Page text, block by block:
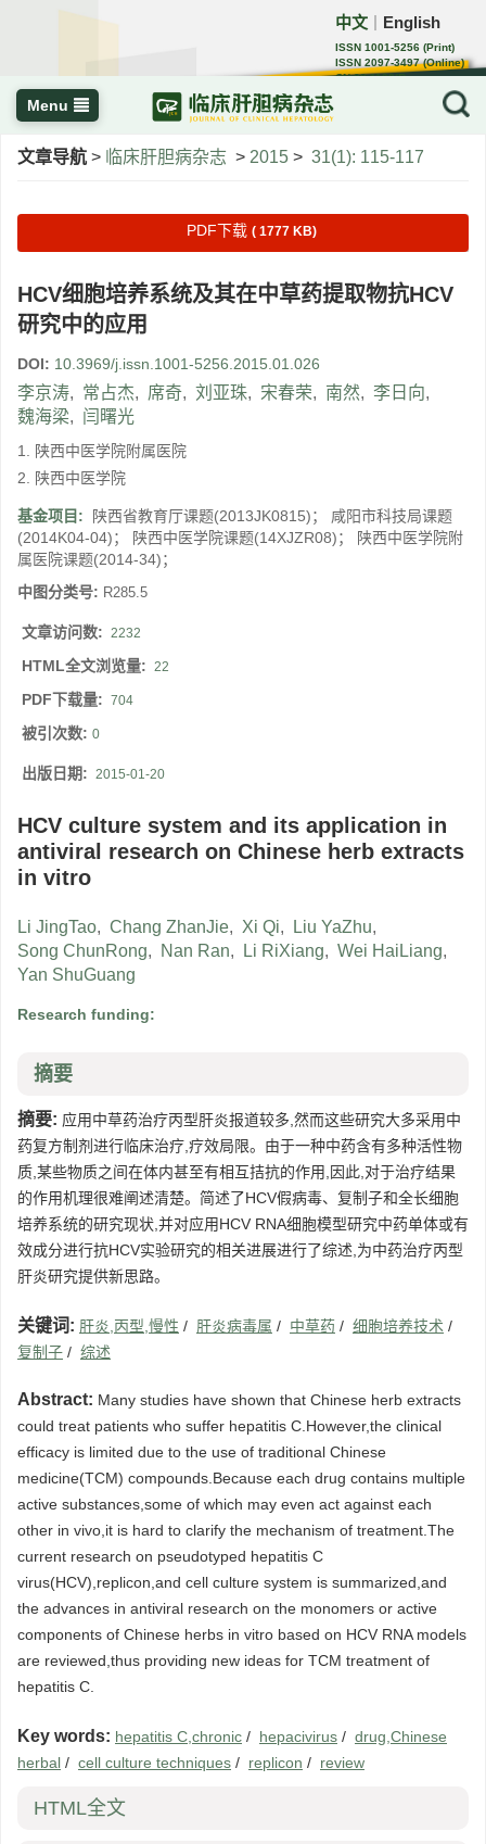
中文 English
ISSN 1001-5256 (Print)
ISSN 2097-3497 (Online)
CN 22-1108/R
Menu
文章导航 > 临床肝胆病杂志 > 2015 > 31(1): 115-117
PDF下载 ( 1777 KB)
HCV细胞培养系统及其在中草药提取物抗HCV
研究中的应用
DOI: 10.3969/j.issn.1001-5256.2015.01.026
李京涛, 常占杰, 席奇, 刘亚珠, 宋春荣, 南然, 李日向,
魏海梁, 闫曙光
1. 陕西中医学院附属医院
2. 陕西中医学院
基金项目:
陕西省教育厅课题(2013JK0815)； 咸阳市科技局课题
(2014K04-04)； 陕西中医学院课题(14XJZR08)； 陕西中医学院附
属医院课题(2014-34)；
中图分类号: R285.5
文章访问数: 2232
HTML全文浏览量: 22
PDF下载量: 704
被引次数: 0
出版日期: 2015-01-20
HCV culture system and its application in
antiviral research on Chinese herb extracts
in vitro
Li JingTao, Chang ZhanJie, Xi Qi, Liu YaZhu,
Song ChunRong, Nan Ran, Li RiXiang, Wei HaiLiang,
Yan ShuGuang
Research funding:
摘要
摘要: 应用中草药治疗丙型肝炎报道较多,然而这些研究大多采用中
药复方制剂进行临床治疗,疗效局限。由于一种中药含有多种活性物
质,某些物质之间在体内甚至有相互拮抗的作用,因此,对于治疗结果
的作用机理很难阐述清楚。简述了HCV假病毒、复制子和全长细胞
培养系统的研究现状,并对应用HCV RNA细胞模型研究中药单体或有
效成分进行抗HCV实验研究的相关进展进行了综述,为中药治疗丙型
肝炎研究提供新思路。
关键词: 肝炎,丙型,慢性 / 肝炎病毒属 / 中草药 / 细胞培养技术 /
复制子 / 综述
Abstract: Many studies have shown that Chinese herb extracts
could treat patients who suffer hepatitis C.However,the clinical
efficacy is limited due to the use of traditional Chinese
medicine(TCM) compounds.Because each drug contains multiple
active substances,some of which may even act against each
other in vivo,it is hard to clarify the mechanism of treatment.The
current research on pseudotyped hepatitis C
virus(HCV),replicon,and cell culture system is summarized,and
the advances in antiviral research on the monomers or active
components of Chinese herbs in vitro based on HCV RNA models
are reviewed,thus providing new ideas for TCM treatment of
hepatitis C.
Key words: hepatitis C,chronic / hepacivirus / drug,Chinese
herbal / cell culture techniques / replicon / review
HTML全文